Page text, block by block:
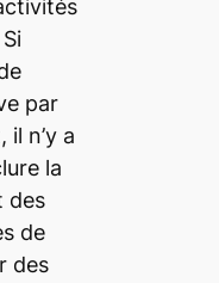
Si
par
n’y a
la
des
de
des